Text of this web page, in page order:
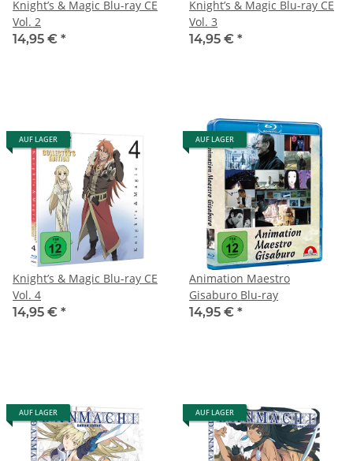
Knight’s & Magic Blu-ray CE
Vol. 2
14,95 € *
Knight’s & Magic Blu-ray CE
Vol. 3
14,95 € *
AUF LAGER
Knight’s & Magic Blu-ray CE
Vol. 4
14,95 € *
AUF LAGER
Animation Maestro
Gisaburo Blu-ray
14,95 € *
AUF LAGER AUF LAGER